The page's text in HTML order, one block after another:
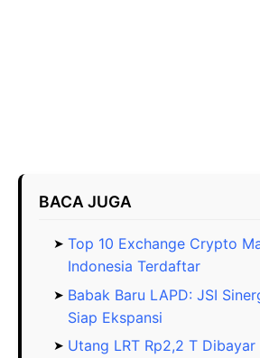
BACA JUGA
Top 10 Exchange Crypto
Indonesia Terdaftar
Babak Baru LAPD: JSI
Siap Ekspansi
Utang LRT Rp2,2 T Dibayar